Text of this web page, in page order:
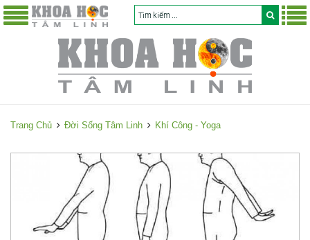
Trang Chủ Đời Sống Tâm Linh Khí Công - Yoga